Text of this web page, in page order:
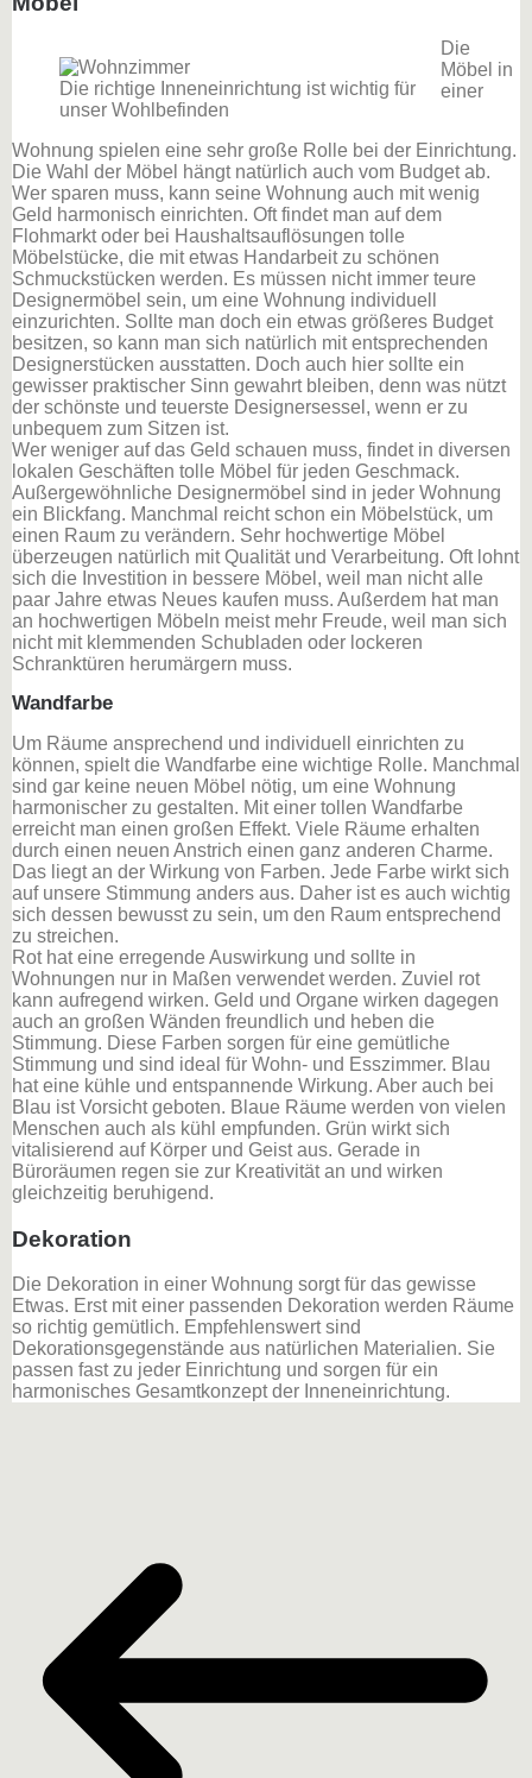
Die richtige Inneneinrichtung ist wichtig für
unser Wohlbefinden
Die
Möbel in
einer
Wohnung spielen eine sehr große Rolle bei der Einrichtung.
Die Wahl der Möbel hängt natürlich auch vom Budget ab.
Wer sparen muss, kann seine Wohnung auch mit wenig
Geld harmonisch einrichten. Oft findet man auf dem
Flohmarkt oder bei Haushaltsauflösungen tolle
Möbelstücke, die mit etwas Handarbeit zu schönen
Schmuckstücken werden. Es müssen nicht immer teure
Designermöbel sein, um eine Wohnung individuell
einzurichten. Sollte man doch ein etwas größeres Budget
besitzen, so kann man sich natürlich mit entsprechenden
Designerstücken ausstatten. Doch auch hier sollte ein
gewisser praktischer Sinn gewahrt bleiben, denn was nützt
der schönste und teuerste Designersessel, wenn er zu
unbequem zum Sitzen ist.
Wer weniger auf das Geld schauen muss, findet in diversen
lokalen Geschäften tolle Möbel für jeden Geschmack.
Außergewöhnliche Designermöbel sind in jeder Wohnung
ein Blickfang. Manchmal reicht schon ein Möbelstück, um
einen Raum zu verändern. Sehr hochwertige Möbel
überzeugen natürlich mit Qualität und Verarbeitung. Oft lohnt
sich die Investition in bessere Möbel, weil man nicht alle
paar Jahre etwas Neues kaufen muss. Außerdem hat man
an hochwertigen Möbeln meist mehr Freude, weil man sich
nicht mit klemmenden Schubladen oder lockeren
Schranktüren herumärgern muss.
Wandfarbe
Um Räume ansprechend und individuell einrichten zu
können, spielt die Wandfarbe eine wichtige Rolle. Manchmal
sind gar keine neuen Möbel nötig, um eine Wohnung
harmonischer zu gestalten. Mit einer tollen Wandfarbe
erreicht man einen großen Effekt. Viele Räume erhalten
durch einen neuen Anstrich einen ganz anderen Charme.
Das liegt an der Wirkung von Farben. Jede Farbe wirkt sich
auf unsere Stimmung anders aus. Daher ist es auch wichtig
sich dessen bewusst zu sein, um den Raum entsprechend
zu streichen.
Rot hat eine erregende Auswirkung und sollte in
Wohnungen nur in Maßen verwendet werden. Zuviel rot
kann aufregend wirken. Geld und Organe wirken dagegen
auch an großen Wänden freundlich und heben die
Stimmung. Diese Farben sorgen für eine gemütliche
Stimmung und sind ideal für Wohn- und Esszimmer. Blau
hat eine kühle und entspannende Wirkung. Aber auch bei
Blau ist Vorsicht geboten. Blaue Räume werden von vielen
Menschen auch als kühl empfunden. Grün wirkt sich
vitalisierend auf Körper und Geist aus. Gerade in
Büroräumen regen sie zur Kreativität an und wirken
gleichzeitig beruhigend.
Dekoration
Die Dekoration in einer Wohnung sorgt für das gewisse
Etwas. Erst mit einer passenden Dekoration werden Räume
so richtig gemütlich. Empfehlenswert sind
Dekorationsgegenstände aus natürlichen Materialien. Sie
passen fast zu jeder Einrichtung und sorgen für ein
harmonisches Gesamtkonzept der Inneneinrichtung.